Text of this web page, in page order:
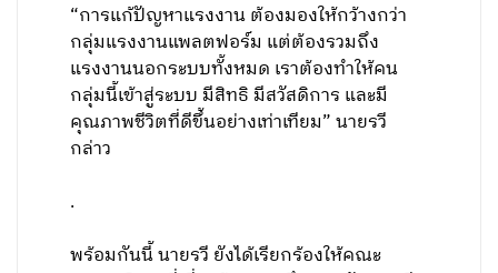
“การแก้ปัญหาแรงงาน ต้องมองให้กว้างกว่า
กลุ่มแรงงานแพลตฟอร์ม แต่ต้องรวมถึง
แรงงานนอกระบบทั้งหมด เราต้องทำให้คน
กลุ่มนี้เข้าสู่ระบบ มีสิทธิ มีสวัสดิการ และมี
คุณภาพชีวิตที่ดีขึ้นอย่างเท่าเทียม” นายรวี
กล่าว
.
พร้อมกันนี้ นายรวี ยังได้เรียกร้องให้คณะ